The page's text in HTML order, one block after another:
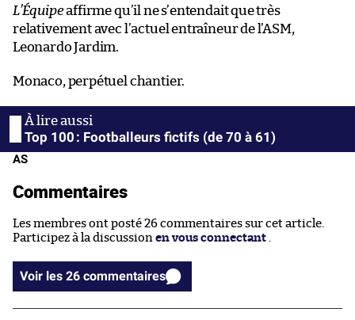
L’Équipeaffirme qu’il ne s’entendait que très
relativement avec l’actuel entraîneur de l’ASM,
Leonardo Jardim.
Monaco, perpétuel chantier.
Top 100 : Footballeurs fictifs (de 70 à 61)
AS
Commentaires
Les membres ont posté 26 commentaires sur cet article.
Participez à la discussion en vous connectant
Voir les 26 commentaires